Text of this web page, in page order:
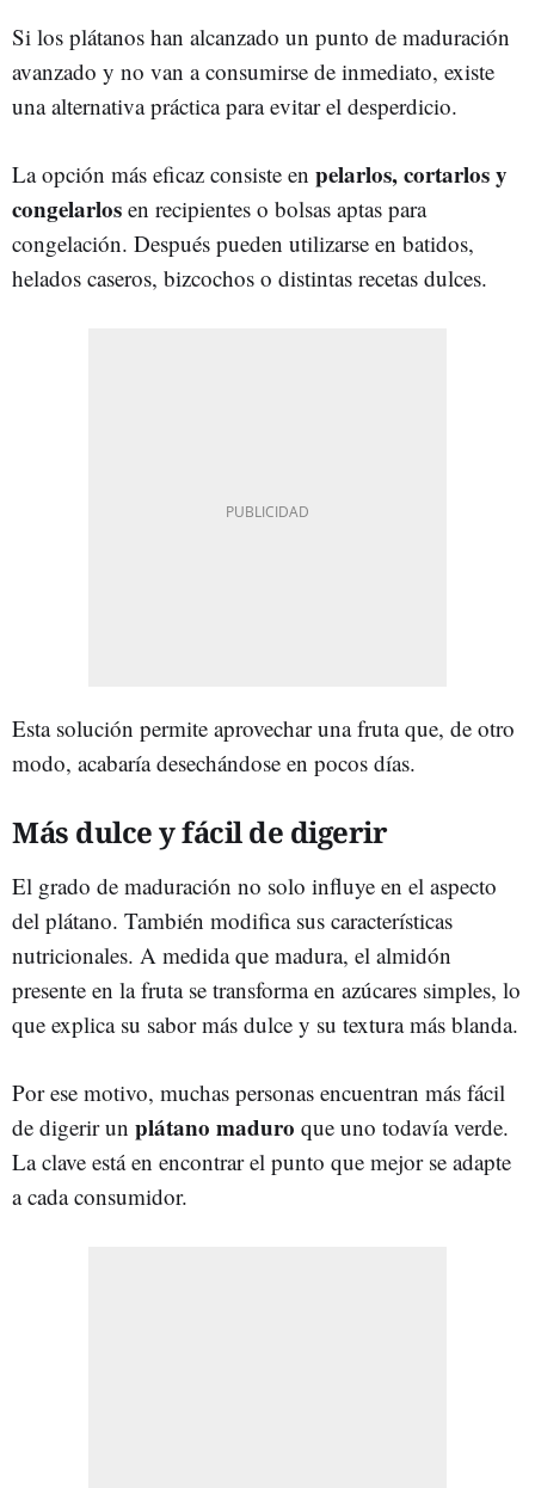
Si los plátanos han alcanzado un punto de maduración
avanzado y no van a consumirse de inmediato, existe
una alternativa práctica para evitar el desperdicio.
La opción más eficaz consiste en pelarlos, cortarlos y
congelarlos en recipientes o bolsas aptas para
congelación. Después pueden utilizarse en batidos,
helados caseros, bizcochos o distintas recetas dulces.
Esta solución permite aprovechar una fruta que, de otro
modo, acabaría desechándose en pocos días.
Más dulce y fácil de digerir
El grado de maduración no solo influye en el aspecto
del plátano. También modifica sus características
nutricionales. A medida que madura, el almidón
presente en la fruta se transforma en azúcares simples, lo
que explica su sabor más dulce y su textura más blanda.
Por ese motivo, muchas personas encuentran más fácil
de digerir un plátano maduro que uno todavía verde.
La clave está en encontrar el punto que mejor se adapte
a cada consumidor.